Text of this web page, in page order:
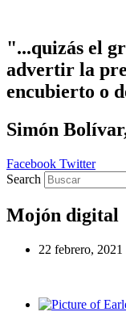
"...quizás el
advertir la
encubierto o
Simón
Facebook Twitter
Search
Mojón digital
22 febrero, 2021